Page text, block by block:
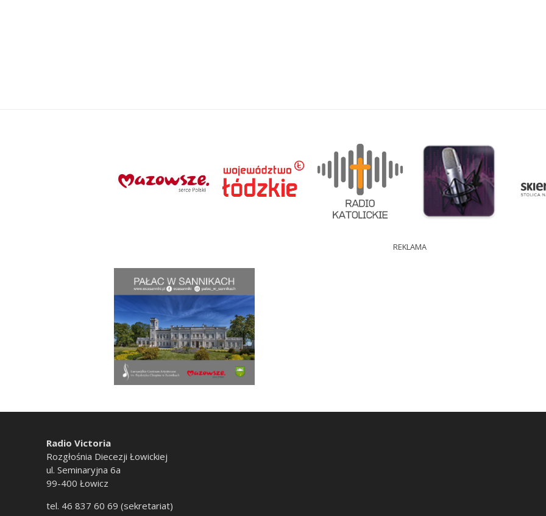
REKLAMA
Radio Victoria
Rozgłośnia Diecezji Łowickiej
ul. Seminaryjna 6a
99-400 Łowicz
tel. 46 837 60 69 (sekretariat)